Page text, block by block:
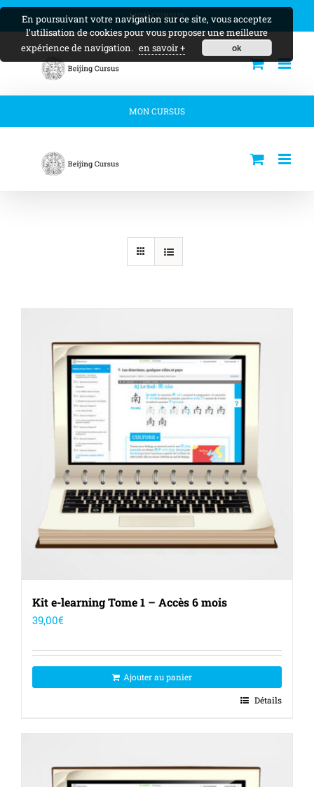
Skip
content
MON CURSUS
MON CURSUS
Kit e-learning Tome 1 – Accès 6 mois
39,00€
Ajouter au panier
Détails
En poursuivant votre navigation sur ce site, vous acceptez
l’utilisation de cookies pour vous proposer une meilleure
expérience de navigation. en savoir + ok